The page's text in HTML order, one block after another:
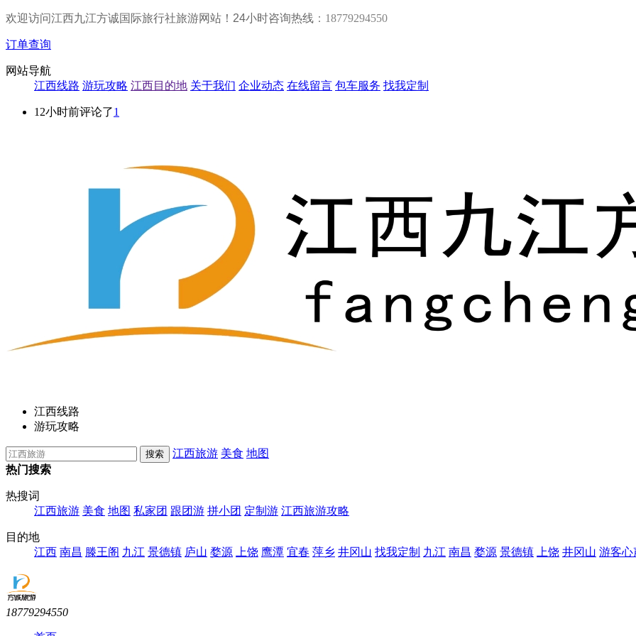
欢迎访问江西九江方诚国际旅行社旅游网站！24小时咨询热线 ：18779294550
订单查询
网站导航
江西线路 游玩攻略 江西目的地 关于我们 企业动态 在线留言 包车服务 找我定制
12小时前评论了1
江西线路
游玩攻略
江西旅游 美食 地图
热门搜索
热搜词
江西旅游 美食 地图 私家团 跟团游 拼小团 定制游 江西旅游攻略
目的地
江西 南昌 滕王阁 九江 景德镇 庐山 婺源 上饶 鹰潭 宜春 萍乡 井冈山 找我定制 九江 南昌 婺源 景德镇 上饶 井冈山 游客心
18779294550